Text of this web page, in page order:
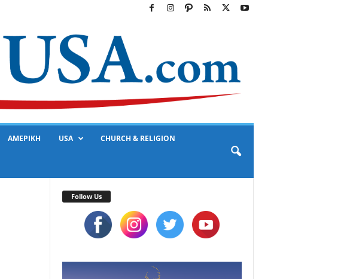
ΑΜΕΡΙΚΗ USA CHURCH & RELIGION
Follow Us